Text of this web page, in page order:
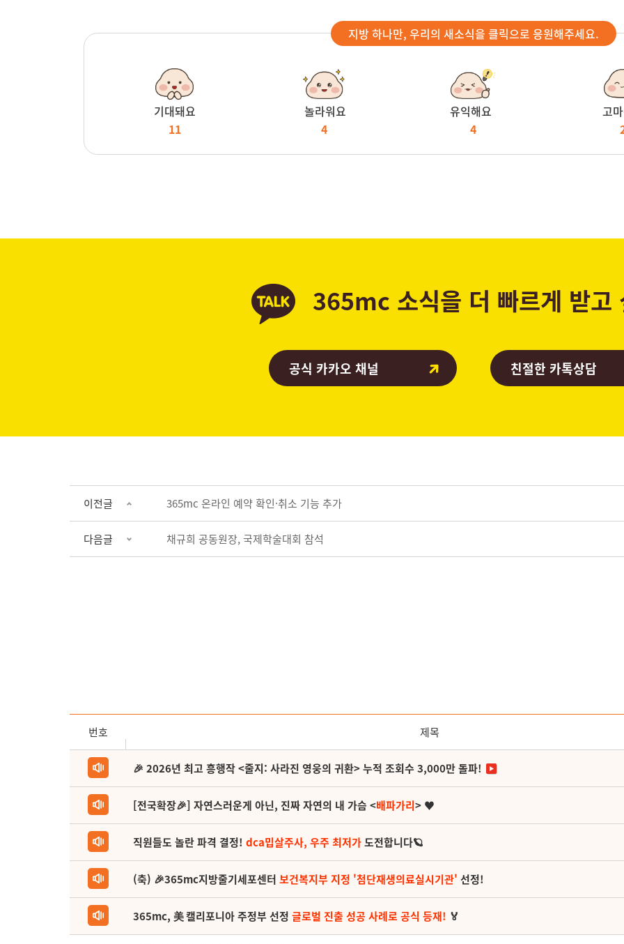
지방 하나만, 우리의 새소식을 클릭으로 응원해주세요.
기대돼요
11
놀라워요
4
유익해요
4
고
365mc 소식을 더 빠르게 받고
공식 카카오 채널 친절한 카톡상담
이전글 365mc 온라인 예약 확인·취소 기능 추가
다음글 채규희 공동원장, 국제학술대회 참석
번호 제목
🎉 2026년 최고 흥행작 <줄지: 사라진 영웅의 귀환> 누적 조회수 3,000만 돌파!
[전국확장🎉] 자연스러운게 아닌, 진짜 자연의 내 가슴 <배파가리> ♥
직원들도 놀란 파격 결정! dca밉살주사, 우주 최저가도전합니다🪐
(축) 🎉365mc지방줄기세포센터 보건복지부 지정 '첨단재생의료실시기관' 선정!
365mc, 美 캘리포니아 주정부 선정 글로벌 진출 성공 사례로 공식 등재! 🏅